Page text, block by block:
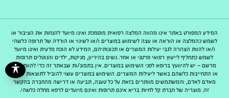
המידע המפורט באתר אינו מהווה המלצה רפואית מוסמכת ואינו מיועד להנחות את הציבור או
לשמש כהמלצה או הוראה או עצה לשימוש במוצרים ו/או לשינוי או הורדה של תרופה כלשהי
ו/או להוות הצהרה לגבי יעילות המוצרים או תכונותיהם, המידע לא הוכח מדעית ואינו מיועד
לשמש כתחליף לייעוץ רפואי פרטני או אחר. נשים בהיריון, מניקות, ילדים והנוטלים תרופות
מרשם – יש להיוועץ ברופא לפני השימוש במוצרים. אין בתמונ/ות שבאתר זה כדי להוות מצג
או התחייבות כלשהם באשר ליעילות המוצרים. השימוש במוצרים עשוי להוביל לתוצאות שונות
מאדם לאדם, והמשתמשים מוותרים בזאת על כל טענה, תביעה או דרישה מהחברה בהקשר
זה. מוצריה של חברת קל לחיות בריא אינם תרופות ואינם מיועדים לרפא מחלה כלשהי.